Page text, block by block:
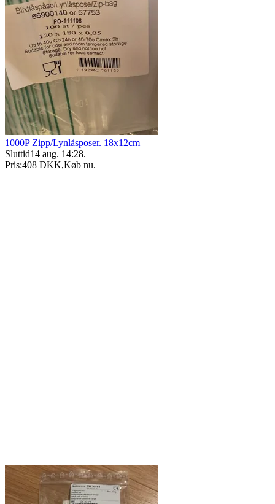
1000P Zipp/Lynlåsposer. 18x12cm
Sluttid14 aug. 14:28.
Pris:408 DKK,Køb nu.